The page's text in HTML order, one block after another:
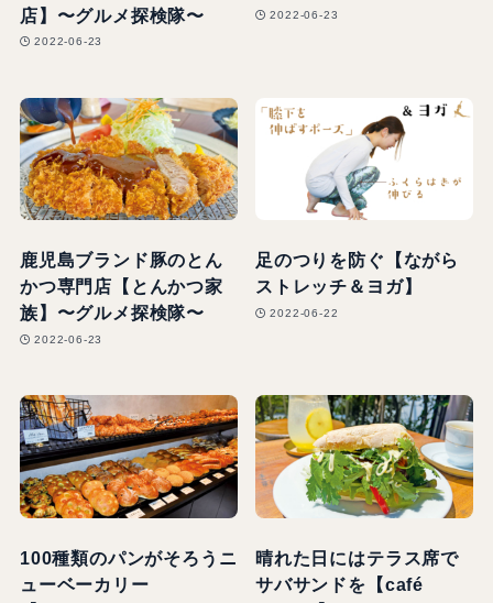
店】〜グルメ探検隊〜
2022-06-23
2022-06-23
鹿児島ブランド豚のとん
かつ専門店【とんかつ家
族】〜グルメ探検隊〜
2022-06-23
足のつりを防ぐ【ながら
ストレッチ＆ヨガ】
2022-06-22
100種類のパンがそろうニ
ューベーカリー
晴れた日にはテラス席で
サバサンドを【café